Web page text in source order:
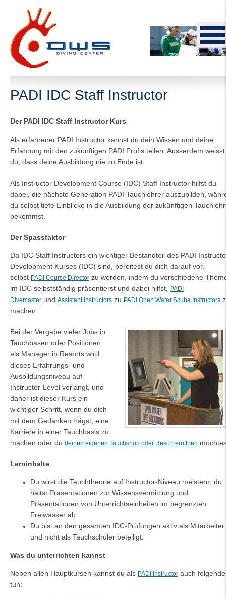
PADI IDC Staff Instructor
Der PADI IDC Staff Instructor Kurs
Als erfahrener PADI Instructor kannst du dein Wissen und deine
Erfahrung mit den zukünftigen PADI Profis teilen. Ausserdem weisst
du, dass deine Ausbildung nie zu Ende ist.
Als Instructor Development Course (IDC) Staff Instructor hilfst du
dabei, die nächste Generation PADI Tauchlehrer auszubilden,
du selbst tiefe Einblicke in die Ausbildung der zukünftigen
bekommst.
Der Spassfaktor
Da IDC Staff Instructors ein wichtiger Bestandteil des PADI
Development Kurses (IDC) sind, bereitest du dich darauf vor,
selbst PADI Course Director zu werden, indem du verschiedene
im IDC selbstständig präsentierst und dabei hilfst, PADI
Divemaster und Assistant Instructors zu PADI Open Water Scuba Instructors
machen.
Bei der Vergabe vieler Jobs in
Tauchbasen oder Positionen
als Manager in Resorts wird
dieses Erfahrungs- und
Ausbildungsniveau auf
Instructor-Level verlangt, und
daher ist dieser Kurs ein
wichtiger Schritt, wenn du dich
mit dem Gedanken trägst, eine
Karriere in einer Tauchbasis zu
machen oder du deinen eigenen Tauchshop oder Resort eröffnen
Lerninhalte
Du wirst die Tauchtheorie auf Instructor-Niveau meistern, du
hältst Präsentationen zur Wissensvermittlung und
Präsentationen von Unterrichtseinheiten im begrenzten
Freiwasser ab
Du bist an den gesamten IDC-Prüfungen aktiv als Mitarbeiter
und nicht als Tauchschüler beteiligt.
Was du unterrichten kannst
Neben allen Hauptkursen kannst du als PADI Instructor auch
tun: